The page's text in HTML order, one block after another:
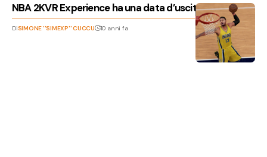
NBA 2KVR Experience ha una data d’uscita!
DiSIMONE ''SIMEXP'' CUCCU 10 anni fa